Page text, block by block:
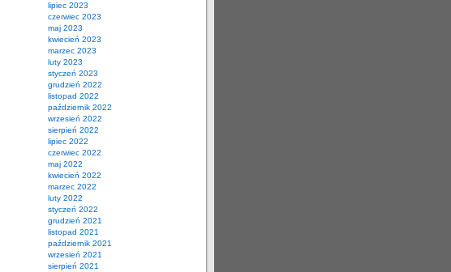
lipiec 2023
czerwiec 2023
maj 2023
kwiecień 2023
marzec 2023
luty 2023
styczeń 2023
grudzień 2022
listopad 2022
październik 2022
wrzesień 2022
sierpień 2022
lipiec 2022
czerwiec 2022
maj 2022
kwiecień 2022
marzec 2022
luty 2022
styczeń 2022
grudzień 2021
listopad 2021
październik 2021
wrzesień 2021
sierpień 2021